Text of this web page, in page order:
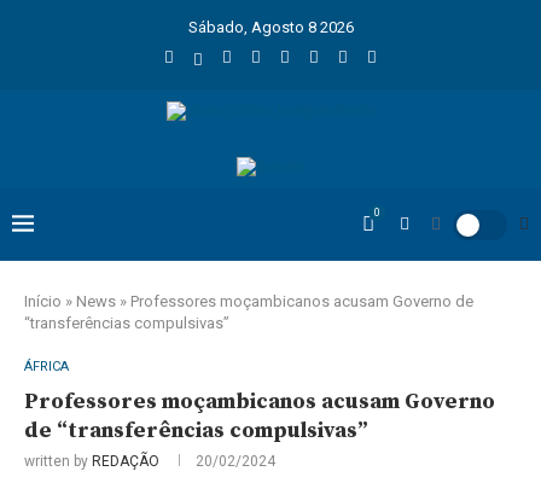
Sábado, Agosto 8 2026
0
Início » News » Professores moçambicanos acusam Governo de
“transferências compulsivas”
ÁFRICA
Professores moçambicanos acusam Governo
de “transferências compulsivas”
written by REDAÇÃO 20/02/2024